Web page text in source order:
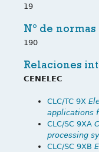
19
Nº de
190
Relaciones
CENELEC
CLC/TC 9X
applications
CLC/SC 9XA
processing
CLC/SC 9XB